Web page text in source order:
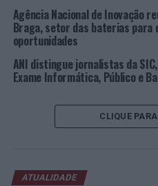
De acordo com o 3º
“Laboratórios Colaborativos
Portugal e na Europa”,
apresentado no encontro, os
reforçar a sua participação
um maior número de
Agência Nacional de Inovação
Braga, setor das baterias para
oportunidades
ANI distingue jornalistas da
Exame Informática, Público e
CLIQUE
ATUALIDADE